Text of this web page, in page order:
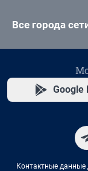
Все города
Google
Контактные данные